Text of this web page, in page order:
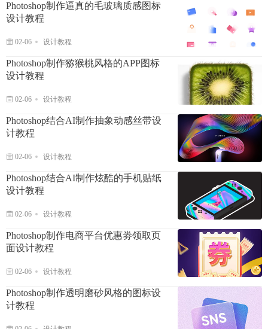
Photoshop制作逼真的毛玻璃质感图标
设计教程
02-06 设计教程
Photoshop制作猕猴桃风格的APP图标
设计教程
02-06 设计教程
Photoshop结合AI制作抽象动感丝带设
计教程
02-06 设计教程
Photoshop结合AI制作炫酷的手机贴纸
设计教程
02-06 设计教程
Photoshop制作电商平台优惠劵领取页
面设计教程
02-06 设计教程
Photoshop制作透明磨砂风格的图标设
计教程